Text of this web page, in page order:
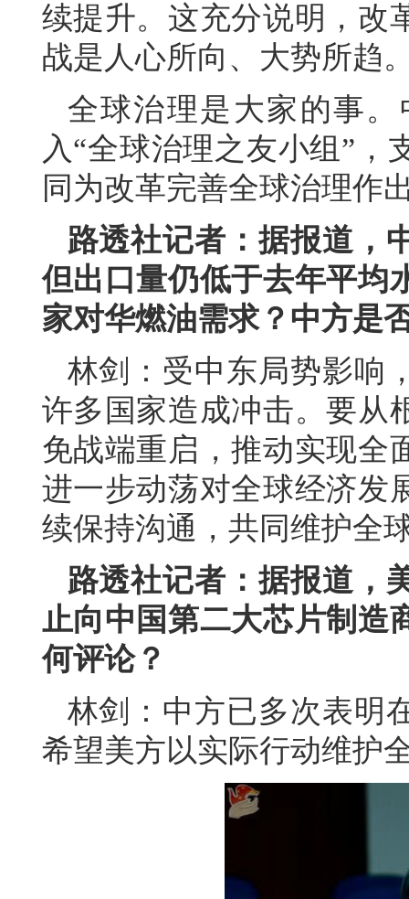
续提升。这充分说明，改
战是人心所向、大势所趋
全球治理是大家的事
入“全球治理之友小组”
同为改革完善全球治理作
路透社记者：据报道，
但出口量仍低于去年平均
家对华燃油需求？中方是
林剑：受中东局势影响
许多国家造成冲击。要从
免战端重启，推动实现全
进一步动荡对全球经济发
续保持沟通，共同维护全
路透社记者：据报道，
止向中国第二大芯片制造
何评论？
林剑：中方已多次表明
希望美方以实际行动维护